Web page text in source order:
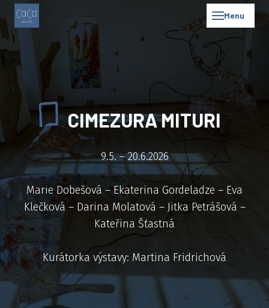
Menu
CIMEZURA MITURI
9.5. – 20.6.2026
Marie Dobešová – Ekaterina Gordeladze – Eva
Klečková – Darina Molatová – Jitka Petrášová –
Kateřina Šťastná
Kurátorka výstavy: Martina Fridrichová